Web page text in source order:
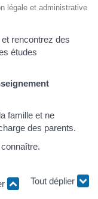
légale et administrative
rencontrez des
études
famille et ne
des parents.
Tout déplier